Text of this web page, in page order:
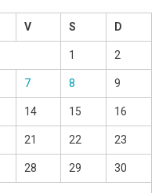
V S D
1 2
7 8 9
14 15 16
21 22 23
28 29 30